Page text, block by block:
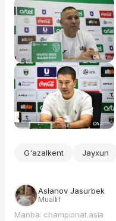
G'azalkent Jayxun
Aslanov Jasurbek
Muallif
Manba: championat.asia